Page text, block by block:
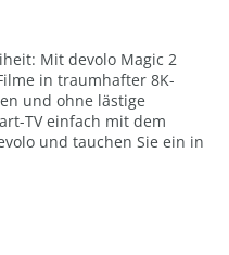
Mit devolo Magic 2
in traumhafter 8K-
und ohne lästige
TV einfach mit dem
und tauchen Sie ein in